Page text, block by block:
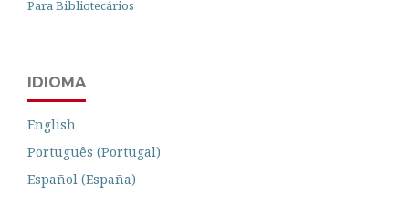
Para Bibliotecários
IDIOMA
English
Português (Portugal)
Español (España)